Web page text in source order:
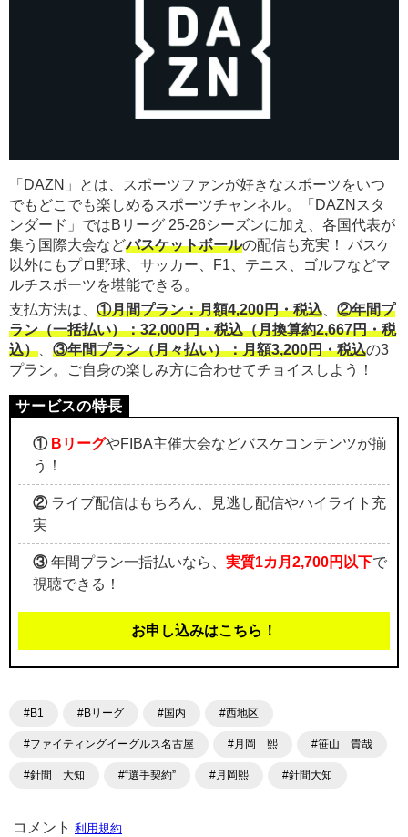
「DAZN」とは、スポーツファンが好きなスポーツをいつ
でもどこでも楽しめるスポーツチャンネル。「DAZNスタ
ンダード」ではBリーグ 25-26シーズンに加え、各国代表が
集う国際大会などバスケットボールの配信も充実！ バスケ
以外にもプロ野球、サッカー、F1、テニス、ゴルフなどマ
ルチスポーツを堪能できる。
支払方法は、 ①月間プラン：月額4,200円・税込、 ②年間プ
ラン（一括払い）：32,000円・税込（月換算約2,667円・税
込）、 ③年間プラン（月々払い）：月額3,200円・税込の3
プラン。ご自身の楽しみ方に合わせてチョイスしよう！
① BリーグやFIBA主催大会などバスケコンテンツが揃
う！
②ライブ配信はもちろん、見逃し配信やハイライト充
実
③年間プラン一括払いなら、 実質1カ月2,700円以下で
視聴できる！
お申し込みはこちら！
#B1 #Bリーグ #国内 #西地区
#ファイティングイーグルス名古屋 #月岡 熙 #笹山 貴哉
#針間 大知 #“選手契約” #月岡熙 #針間大知